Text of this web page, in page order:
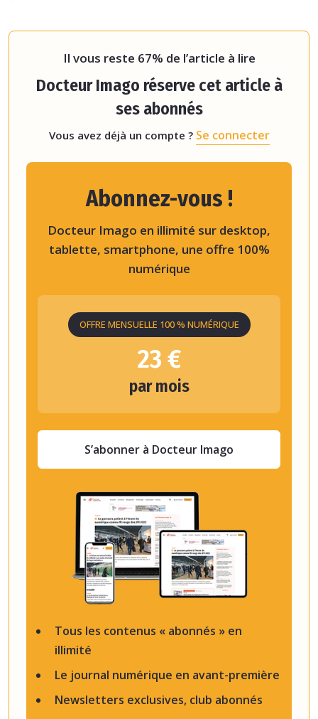
L’organisme rappelle qu’une baisse importante de
Il vous reste 67% de l’article à lire
Docteur Imago réserve cet article à
ses abonnés
Vous avez déjà un compte ? Se connecter
Tous les contenus « abonnés » en
illimité
Le journal numérique en avant-première
Newsletters exclusives, club abonnés
Abonnez-vous !
Docteur Imago en illimité sur desktop,
tablette, smartphone, une offre 100%
numérique
OFFRE MENSUELLE 100 % NUMÉRIQUE
23 €
par mois
S’abonner à Docteur Imago